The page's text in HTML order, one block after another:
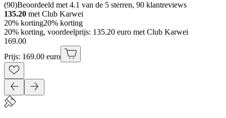
(90)Beoordeeld met 4.1 van de 5 sterren, 90 klantreviews
135.20 met Club Karwei
20% korting20% korting
20% korting, voordeelprijs: 135.20 euro met Club Karwei
169.00
Prijs: 169.00 euro